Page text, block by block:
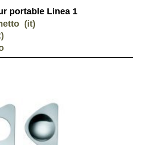
portable Linea 1
(it)